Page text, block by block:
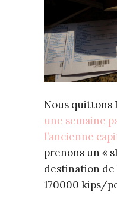
Nous quittons
une semaine
l’ancienne
prenons un «
destination
170000 kips/